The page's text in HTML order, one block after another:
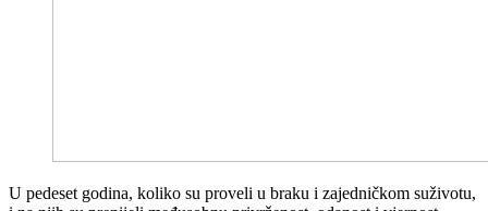
U pedeset godina, koliko su proveli u braku i zajedničkom suživotu,